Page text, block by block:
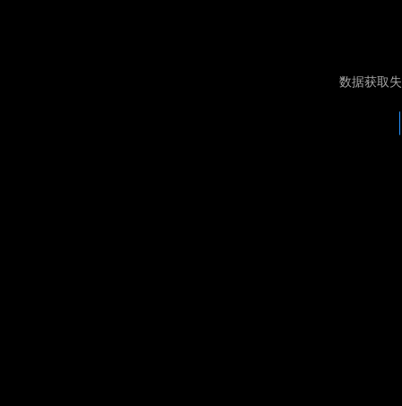
数据获取